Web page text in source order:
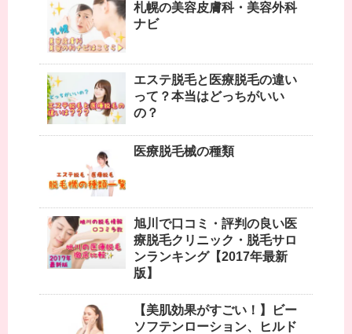
札幌の美容皮膚科・美容外科
ナビ
エステ脱毛と医療脱毛の違い
って？本当はどっちがいい
の？
医療脱毛械の種類
旭川で口コミ・評判の良い医
療脱毛クリニック・脱毛サロ
ンランキング【2017年最新
版】
【美肌効果がすごい！】ビー
ソフテンローション、ヒルド